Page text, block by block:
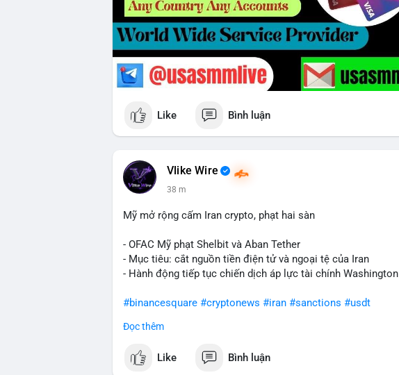
Like Bình luận
Vlike Wire
38 m
Mỹ mở rộng cấm Iran crypto, phạt hai sàn
- OFAC Mỹ phạt Shelbit và Aban Tether
- Mục tiêu: cắt nguồn tiền điện tử và ngoại tệ của Iran
- Hành động tiếp tục chiến dịch áp lực tài chính Washington
#binancesquare #cryptonews #iran #sanctions #usdt
$usdt
#vlikevn #titanbot
Đọc thêm
Like Bình luận